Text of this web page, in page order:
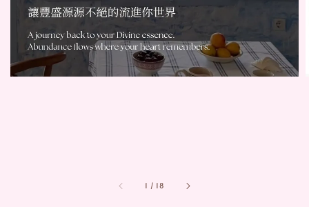
1 / 18